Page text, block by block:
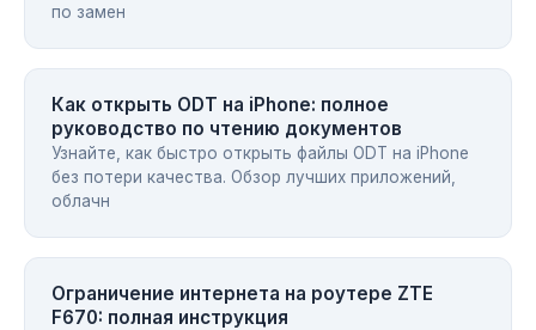
по замен
Как открыть ODT на iPhone: полное
руководство по чтению документов
Узнайте, как быстро открыть файлы ODT на iPhone
без потери качества. Обзор лучших приложений,
облачн
Ограничение интернета на роутере ZTE
F670: полная инструкция